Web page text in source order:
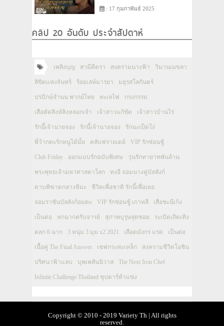
: 17 กุมภาพันธ์ 2025
คลิป 20 อันดับ ประจำสัปดาห์
เพลิงบุญ สามีตีตรา สงครามนางฟ้า วิมานเมขลา
ลิขิตแห่งจันทร์ ร้อยเล่ห์มารยา มธุรสโลกันตร์
ปรปักษ์จำนน พากย์ไทย ทะเลไฟ กรงกรรม
เสือตัดสิงห์ลิงหลอกเจ้า เจ้าสาวแก้ขัด เจ้าสาวบ้านไร่
รักนี้เจ้านายจอง รักนี้เจ้านายจอง รักนะเป็ดโง่
พี่ว้ากคะรักหนูได้มั้ย คลับฟรายเดย์ VIP รักซ่อนชู้
Club Friday ออกแบบรักฉบับพิเศษ วุ่นรักทายาทพันล้าน
พระพุทธเจ้ามหาศาสดาโลก ทงอี จอมนางคู่บัลลังก์
ดาบพิฆาตกลางหิมะ ชีวิตเพื่อชาติ รักนี้เพื่อเธอ
จอมราชันบัลลังก์อมตะ VIP รักซ่อนชู้ เกาหลี เสือชะนีเก้ง
เป็นต่อ หกฉากครับจารย์ สุภาพบุรุษสุดซอย ระเบิดเถิดเทิง
ตลก 6 ฉาก 3 หนุ่ม 3 มุม x2 2021 เลือดมังกร แรด เป็นต่อ
เนื้อคู่ The Final Answer เชฟกระทะเหล็ก สงครามชีวิตโอชิน
ปริศนาฟ้าแลบ บุพเพสันนิวาส The Next Iron Chef
Infinite Challenge Thailand ซุปตาร์ท้าแข่ง
Copyright © 2010 - 2019 Variety Th | All rights
reserved.